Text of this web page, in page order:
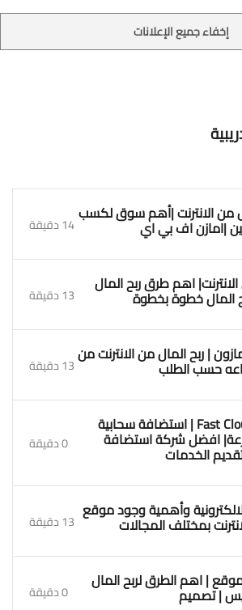
إخفاء جميع الإعلانات
من الانترنت |أهم سوق لكسب
|امازن اف بي اي 14 دقيقة
الانترنت| اهم طرق ربح المال
المال خطوة بخطوة 13 دقيقة
| ربح المال من الانترنت من
حسب الطلب 13 دقيقة
4. Fast Cloud Host | استضافة سحابية
افضل شركة استضافة
الخدمات 0 دقيقة
الالكترونية وأهمية وجود موقع
بمختلف المجالات 13 دقيقة
| اهم الطرق لربح المال
| تصميم 0 دقيقة